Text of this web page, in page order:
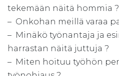
tekemään näitä hommia ?
– Onkohan meillä varaa
– Minäkö työnantaja ja
harrastan näitä juttuja ?
– Miten hoituu työhön